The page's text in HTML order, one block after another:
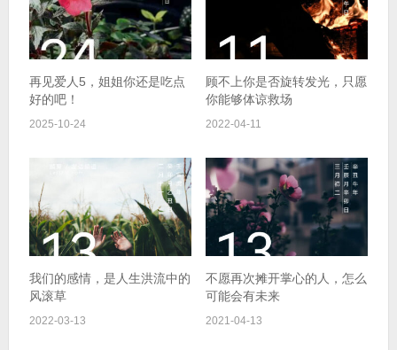
再见爱人5，姐姐你还是吃点
好的吧！
2025-10-24
顾不上你是否旋转发光，只愿
你能够体谅救场
2022-04-11
我们的感情，是人生洪流中的
风滚草
2022-03-13
不愿再次摊开掌心的人，怎么
可能会有未来
2021-04-13